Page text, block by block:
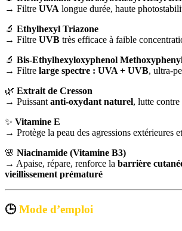
→ Filtre UVA longue durée, haute
🔬 Ethylhexyl Triazone
→ Filtre UVB très efficace à faible
🔬 Bis-Ethylhexyloxyphenol
→ Filtre large spectre : UVA + UVB, ultra-
🌿 Extrait de Cresson
→ Puissant anti-oxydant naturel, lutte
✨ Vitamine E
→ Protège la peau des agressions extérieures
🌸 Niacinamide (Vitamine B3)
→ Apaise, répare, renforce la barrière
vieillissement prématuré
🕒Mode d’emploi